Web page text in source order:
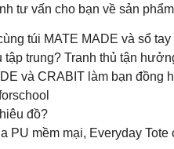
tư vấn cho bạn về sản
túi MATE MADE và sổ
trung? Tranh thủ tận
và CRABIT làm bạn đồng
đồ?
PU mềm mại, Everyday